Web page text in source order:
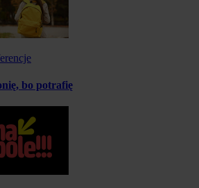
bo potrafię